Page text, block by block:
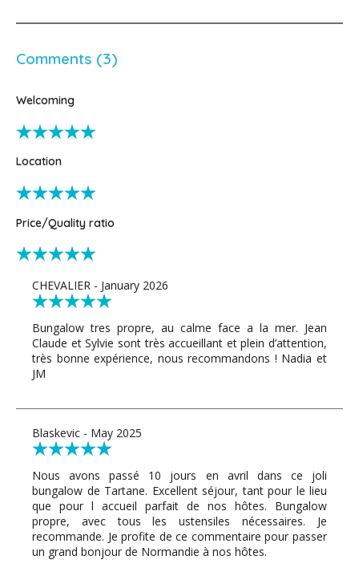
Comments (3)
Welcoming
Location
Price/Quality ratio
CHEVALIER - January 2026
Bungalow tres propre, au calme face a la mer. Jean
Claude et Sylvie sont très accueillant et plein d’attention,
très bonne expérience, nous recommandons ! Nadia et
JM
Blaskevic - May 2025
Nous avons passé 10 jours en avril dans ce joli
bungalow de Tartane. Excellent séjour, tant pour le lieu
que pour l accueil parfait de nos hôtes. Bungalow
propre, avec tous les ustensiles nécessaires. Je
recommande. Je profite de ce commentaire pour passer
un grand bonjour de Normandie à nos hôtes.